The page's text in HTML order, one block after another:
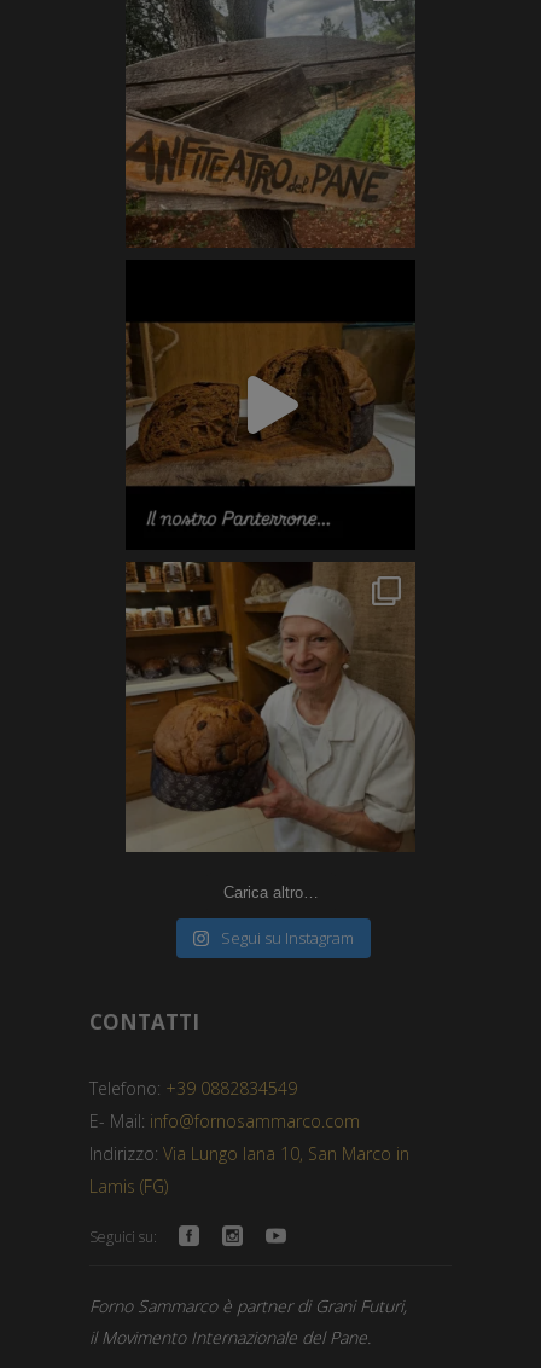
Carica altro…
Segui su Instagram
CONTATTI
Telefono: +39 0882834549
E- Mail: info@fornosammarco.com
Indirizzo: Via Lungo Iana 10, San Marco in
Lamis (FG)
Seguici su:
Forno Sammarco è partner di Grani Futuri,
il Movimento Internazionale del Pane.